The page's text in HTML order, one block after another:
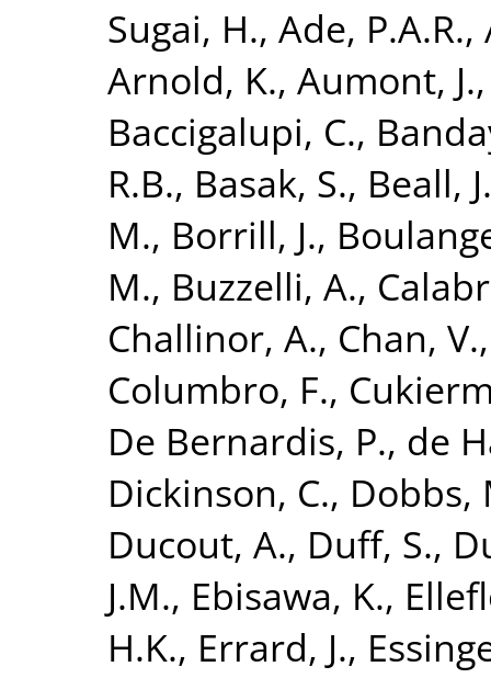
Sugai, H., Ade, P.A.R.,
Arnold, K., Aumont, J.
Baccigalupi, C.,
R.B., Basak, S., Beall, J.
M., Borrill, J.,
M., Buzzelli, A.,
Challinor, A., Chan, V.
Columbro, F.,
De Bernardis, P., de
Dickinson, C., Dobbs,
Ducout, A., Duff, S.,
J.M., Ebisawa, K.,
H.K., Errard, J.,